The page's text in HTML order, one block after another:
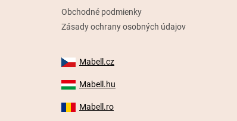
Obchodné podmienky
Zásady ochrany osobných údajov
Mabell.cz
Mabell.hu
Mabell.ro